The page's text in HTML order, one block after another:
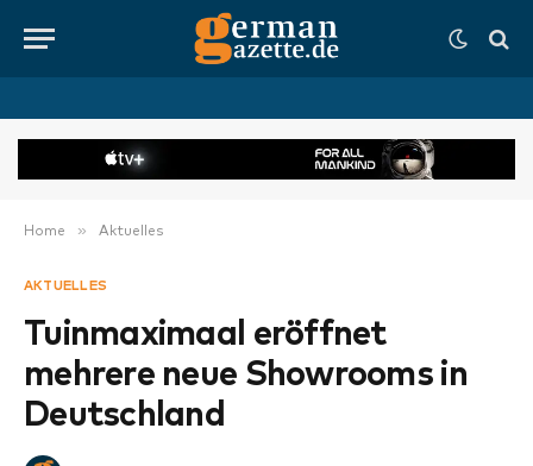
Home » Aktuelles
AKTUELLES
Tuinmaximaal eröffnet
mehrere neue Showrooms in
Deutschland